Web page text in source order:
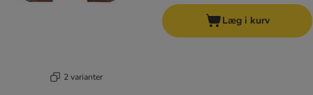
2 varianter
Læg i kurv